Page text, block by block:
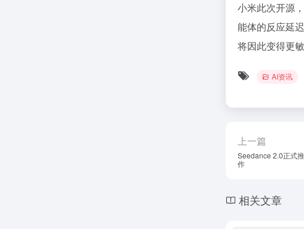
小米此次开源
能体的反应延
将因此变得更
AI资讯
上一篇
Seedance 2.0正式
作
相关文章